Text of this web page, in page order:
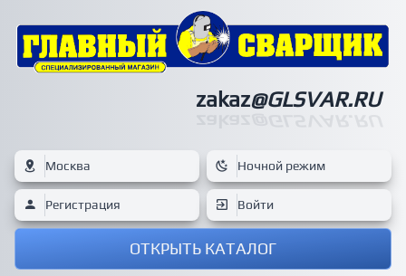
zakaz@GLSVAR.RU
Москва Ночной режим
Регистрация Войти
ОТКРЫТЬ КАТАЛОГ